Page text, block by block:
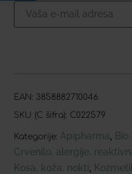
EAN: 3858882710046
SKU (C šifra): C022579
Kategorije: Apipharma Bio
Crvenilo, alergije,
Kosa, koža, nokti